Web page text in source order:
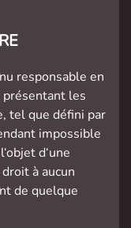
responsable en
présentant les
tel que défini par
impossible
d‘une
à aucun
de quelque